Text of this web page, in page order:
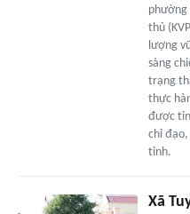
phường
thủ
lượng
sàng
trạng
thực
được
chỉ
tỉnh.
Xã